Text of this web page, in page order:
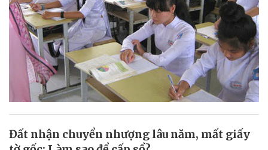
Đất nhận chuyển nhượng lâu năm, mất giấy